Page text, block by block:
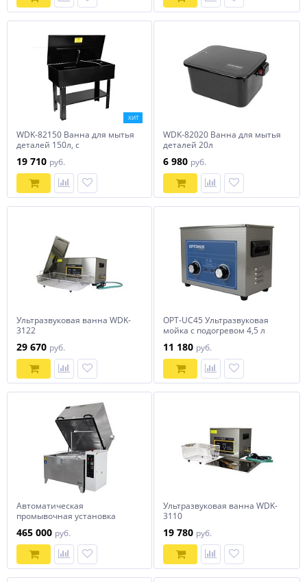
ХИТ
WDK-82150 Ванна для мытья
деталей 150л, с
19 710 руб.
WDK-82020 Ванна для мытья
деталей 20л
6 980 руб.
Ультразвуковая ванна WDK-
3122
29 670 руб.
OPT-UC45 Ультразвуковая
мойка с подогревом 4,5 л
11 180 руб.
Автоматическая
промывочная установка
465 000 руб.
Ультразвуковая ванна WDK-
3110
19 780 руб.